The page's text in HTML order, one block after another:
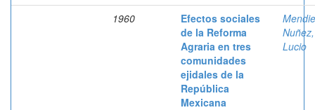
1960
Efectos sociales
de la Reforma
Agraria en tres
comunidades
ejidales de la
República
Mexicana
Nuñez,
Lucio